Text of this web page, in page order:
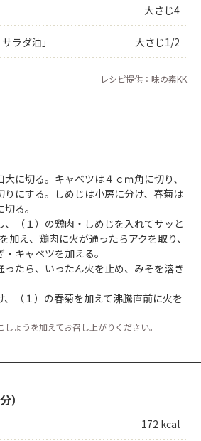
大さじ4
ラダ油」 大さじ1/2
レシピ提供：味の素KK
大に切る。キャベツは４ｃｍ角に切り、
りにする。しめじは小房に分け、春菊は
る。
、（１）の鶏肉・しめじを入れてサッと
を加え、鶏肉に火が通ったらアクを取り、
・キャベツを加える。
ったら、いったん火を止め、みそを溶き
、（１）の春菊を加えて沸騰直前に火を
しょうを加えてお召し上がりください。
）
172 kcal